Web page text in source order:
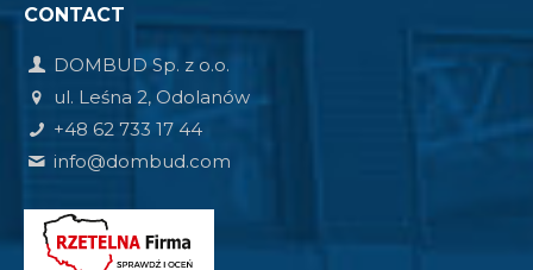
CONTACT
DOMBUD Sp. z o.o.
ul. Leśna 2, Odolanów
+48 62 733 17 44
info@dombud.com